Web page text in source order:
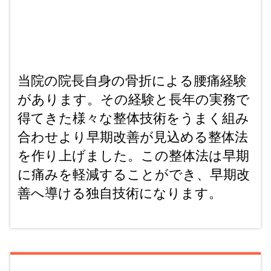
当院の院長自身の骨折による腰痛経験
があります。その経験と長年の実務で
得てきた様々な整体技術をうまく組み
合わせより早期改善が見込める整体法
を作り上げました。この整体法は早期
に痛みを軽減することができ、早期改
善へ導ける独自技術になります。